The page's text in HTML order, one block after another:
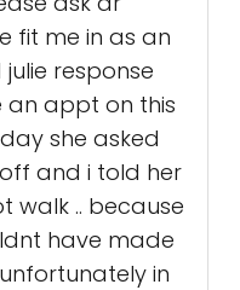
fit me in as an
response
an appt on this
she asked
and i told her
walk .. because
have made
in